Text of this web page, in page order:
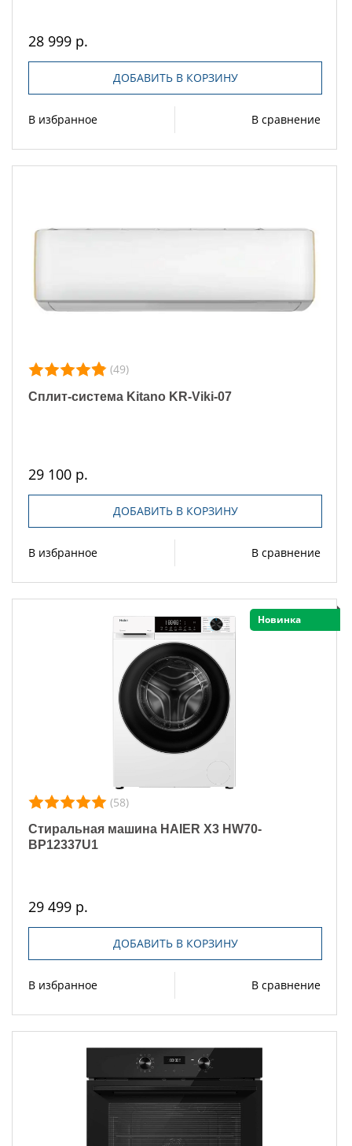
28 999 р.
ДОБАВИТЬ В КОРЗИНУ
В избранное В сравнение
(49)
Сплит-система Kitano KR-Viki-07
29 100 р.
ДОБАВИТЬ В КОРЗИНУ
В избранное В сравнение
Новинка
(58)
Стиральная машина HAIER X3 HW70-
BP12337U1
29 499 р.
ДОБАВИТЬ В КОРЗИНУ
В избранное В сравнение